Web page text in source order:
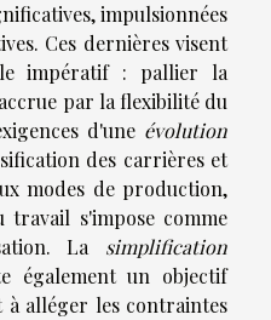
impulsionnées
Ces dernières visent
impératif : pallier la
par la flexibilité du
d'une évolution
des carrières et
modes de production,
s'impose comme
La simplification
également un objectif
alléger les contraintes